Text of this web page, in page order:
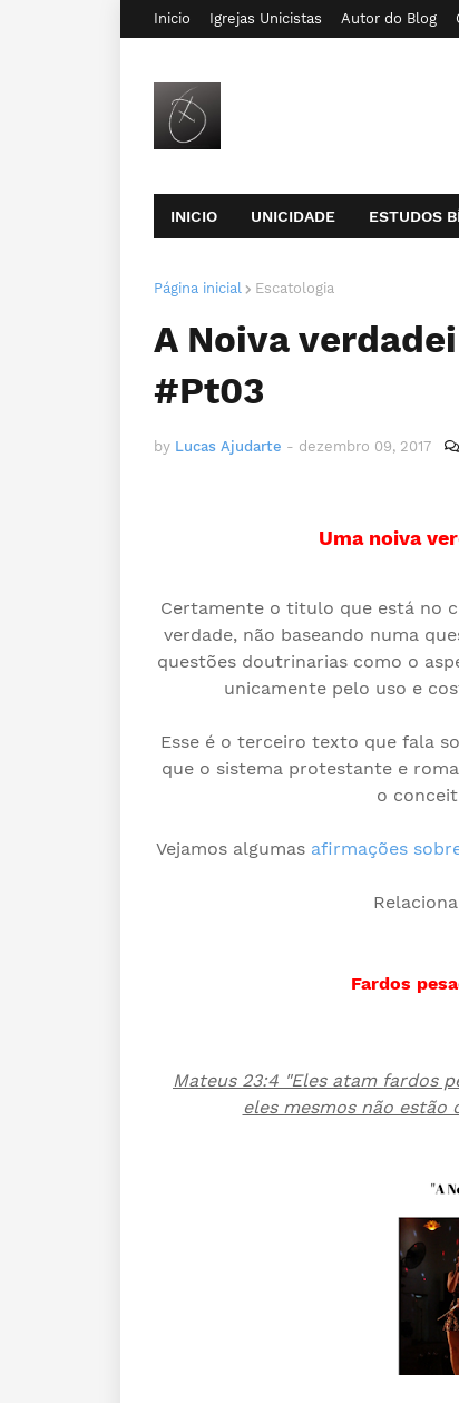
Inicio Igrejas Unicistas Autor do Blog
INICIO UNICIDADE ESTUDOS
Página inicial Escatologia
A Noiva
#Pt03
by Lucas Ajudarte - dezembro 09, 2017
Uma noiva
Certamente o titulo que está no
verdade, não baseando numa
questões doutrinarias como o
unicamente pelo uso e
Esse é o terceiro texto que fala
que o sistema protestante e
o
Vejamos algumas afirmações
Fardos
Mateus 23:4 "Eles atam fardos
eles mesmos não estão